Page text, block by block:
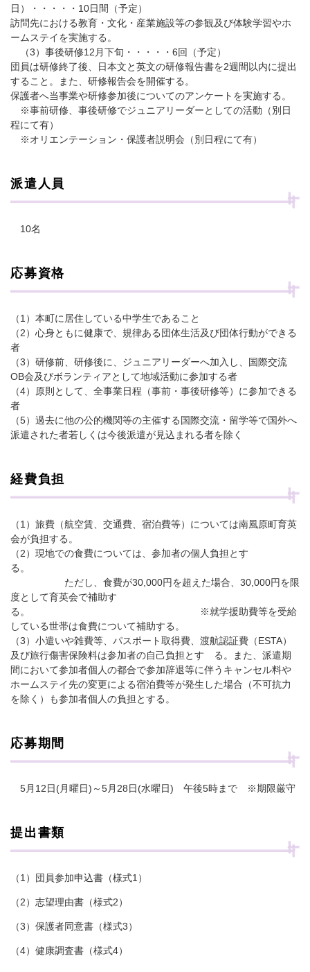
日）・・・・・10日間（予定）
訪問先における教育・文化・産業施設等の参観及び体験学習やホ
ームステイを実施する。
（3）事後研修12月下旬・・・・・6回（予定）
団員は研修終了後、日本文と英文の研修報告書を2週間以内に提出
すること。また、研修報告会を開催する。
保護者へ当事業や研修参加後についてのアンケートを実施する。
※事前研修、事後研修でジュニアリーダーとしての活動（別日
程にて有）
※オリエンテーション・保護者説明会（別日程にて有）
派遣人員
10名
応募資格
（1）本町に居住している中学生であること
（2）心身ともに健康で、規律ある団体生活及び団体行動ができる
者
（3）研修前、研修後に、ジュニアリーダーへ加入し、国際交流
OB会及びボランティアとして地域活動に参加する者
（4）原則として、全事業日程（事前・事後研修等）に参加できる
者
（5）過去に他の公的機関等の主催する国際交流・留学等で国外へ
派遣された者若しくは今後派遣が見込まれる者を除く
経費負担
（1）旅費（航空賃、交通費、宿泊費等）については南風原町育英
会が負担する。
（2）現地での食費については、参加者の個人負担とす
る。
ただし、食費が30,000円を超えた場合、30,000円を限
度として育英会で補助す
る。 ※就学援助費等を受給
している世帯は食費について補助する。
（3）小遣いや雑費等、パスポート取得費、渡航認証費（ESTA）
及び旅行傷害保険料は参加者の自己負担とす る。また、派遣期
間において参加者個人の都合で参加辞退等に伴うキャンセル料や
ホームステイ先の変更による宿泊費等が発生した場合（不可抗力
を除く）も参加者個人の負担とする。
応募期間
5月12日(月曜日)～5月28日(水曜日) 午後5時まで ※期限厳守
提出書類
（1）団員参加申込書（様式1）
（2）志望理由書（様式2）
（3）保護者同意書（様式3）
（4）健康調査書（様式4）